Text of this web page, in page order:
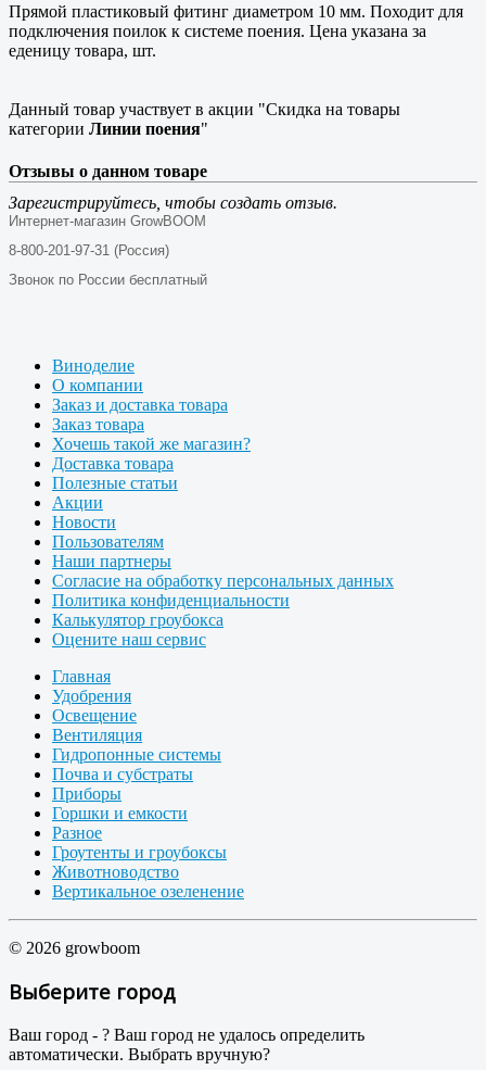
Прямой пластиковый фитинг диаметром 10 мм. Походит для
подключения поилок к системе поения. Цена указана за
еденицу товара, шт.
Данный товар участвует в акции "Скидка на товары
категории Линии поения"
Отзывы о данном товаре
Зарегистрируйтесь, чтобы создать отзыв.
Интернет-магазин GrowBOOM
8-800-201-97-31 (Россия)
Звонок по России бесплатный
Виноделие
О компании
Заказ и доставка товара
Заказ товара
Хочешь такой же магазин?
Доставка товара
Полезные статьи
Акции
Новости
Пользователям
Наши партнеры
Согласие на обработку персональных данных
Политика конфиденциальности
Калькулятор гроубокса
Оцените наш сервис
Главная
Удобрения
Освещение
Вентиляция
Гидропонные системы
Почва и субстраты
Приборы
Горшки и емкости
Разное
Гроутенты и гроубоксы
Животноводство
Вертикальное озеленение
© 2026 growboom
Выберите город
Ваш город - ? Ваш город не удалось определить
автоматически. Выбрать вручную?